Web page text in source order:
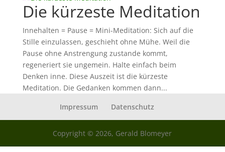
Die kürzeste Meditation
Innehalten = Pause = Mini-Meditation: Sich auf die
Stille einzulassen, geschieht ohne Mühe. Weil die
Pause ohne Anstrengung zustande kommt,
regeneriert sie ungemein. Halte einfach beim
Denken inne. Diese Auszeit ist die kürzeste
Meditation. Die Gedanken kommen dann...
Impressum
Datenschutz
Copyright © 2026, Gerald Blomeyer